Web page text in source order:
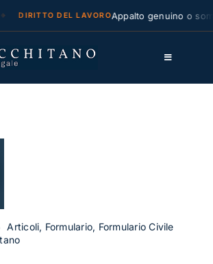
DIRITTO DEL LAVOROAppalto genuino o
Toggle
Articoli, Formulario, Formulario Civile